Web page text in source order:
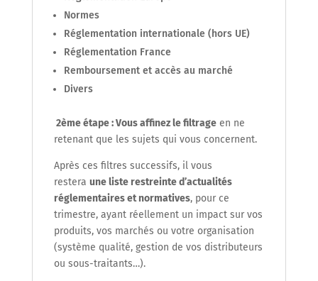
Normes
Réglementation internationale (hors UE)
Réglementation France
Remboursement et accès au marché
Divers
2èmeétape : Vous affinez le filtrageen ne
retenant que les sujets qui vous concernent.
Après ces filtres successifs, il vous
restera une liste restreinte d’actualités
réglementaires et normatives, pour ce
trimestre, ayant réellement un impact sur vos
produits, vos marchés ou votre organisation
(système qualité, gestion de vos distributeurs
ou sous-traitants…).